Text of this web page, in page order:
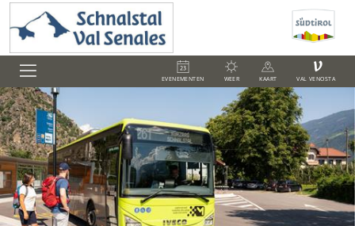
EVENEMENTEN WEER KAART
V
VAL VENOSTA